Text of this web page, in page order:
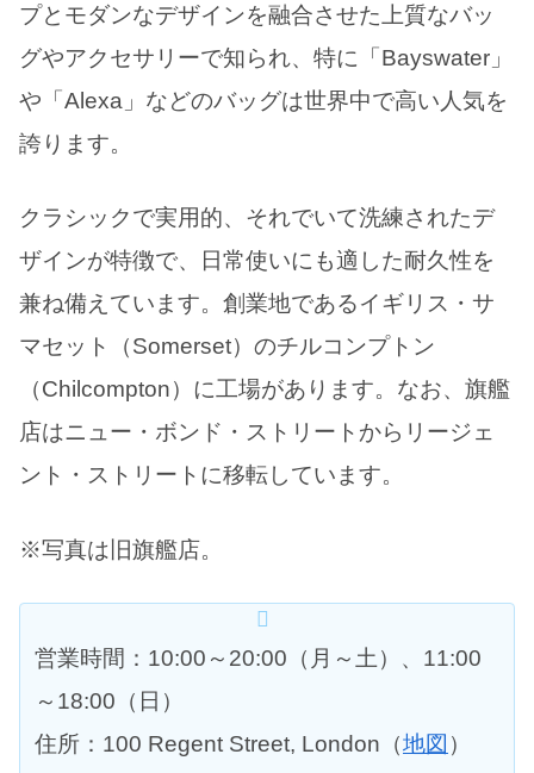
プとモダンなデザインを融合させた上質なバッ
グやアクセサリーで知られ、特に「Bayswater」
や「Alexa」などのバッグは世界中で高い人気を
誇ります。
クラシックで実用的、それでいて洗練されたデ
ザインが特徴で、日常使いにも適した耐久性を
兼ね備えています。創業地であるイギリス・サ
マセット（Somerset）のチルコンプトン
（Chilcompton）に工場があります。なお、旗艦
店はニュー・ボンド・ストリートからリージェ
ント・ストリートに移転しています。
※写真は旧旗艦店。
営業時間：10:00～20:00（月～土）、11:00
～18:00（日）
住所：100 Regent Street, London（地図 ）